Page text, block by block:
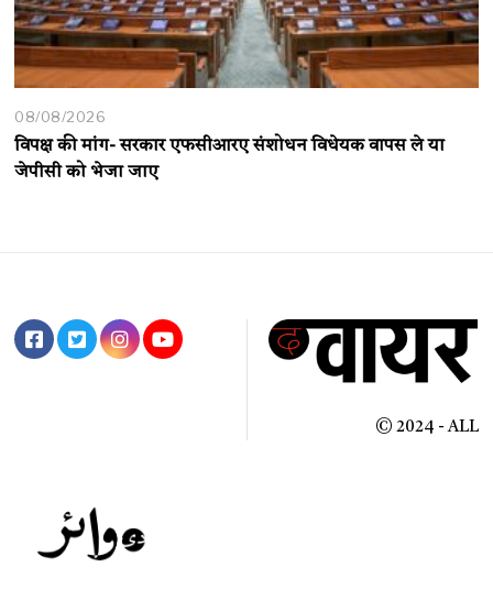
08/08/2026
विपक्ष की मांग- सरकार एफसीआरए संशोधन विधेयक वापस ले या
जेपीसी को भेजा जाए
© 2024 - ALL